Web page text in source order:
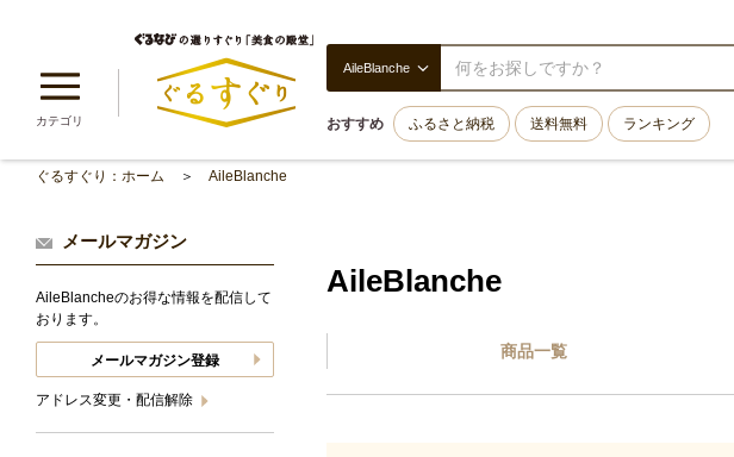
カテゴリ
AileBlanche
おすすめ ふるさと納税 送料無料 ランキング
ぐるすぐり：ホーム AileBlanche
AileBlanche
商品一覧
メールマガジン
AileBlancheのお得な情報を配信して
おります。
メールマガジン登録
アドレス変更・配信解除